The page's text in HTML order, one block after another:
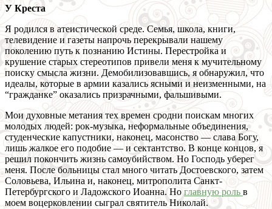
У Креста
Я родился в атеистической среде. Семья, школа, книги,
телевидение и газеты напрочь перекрывали нашему
поколению путь к познанию Истины. Перестройка и
крушение старых стереотипов привели меня к мучительному
поиску смысла жизни. Демобилизовавшись, я обнаружил, что
идеалы, которые в армии казались ясными и неизменными, на
“гражданке” оказались призрачными, фальшивыми.
Мои духовные метания тех времен сродни поискам многих
молодых людей: рок-музыка, неформальные объединения,
студенческие капустники, наконец, масонство — слава Богу,
лишь жалкое его подобие — и сектантство. В конце концов, я
решил покончить жизнь самоубийством. Но Господь уберег
меня. После больницы стал много читать Достоевского, затем
Соловьева, Ильина и, наконец, митрополита Санкт-
Петербургского и Ладожского Иоанна. Ноглавную роль в
моем воцерковлении сыграл святитель Николай.